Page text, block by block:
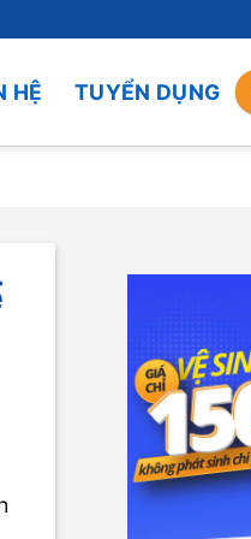
HỆ TUYỂN DỤNG